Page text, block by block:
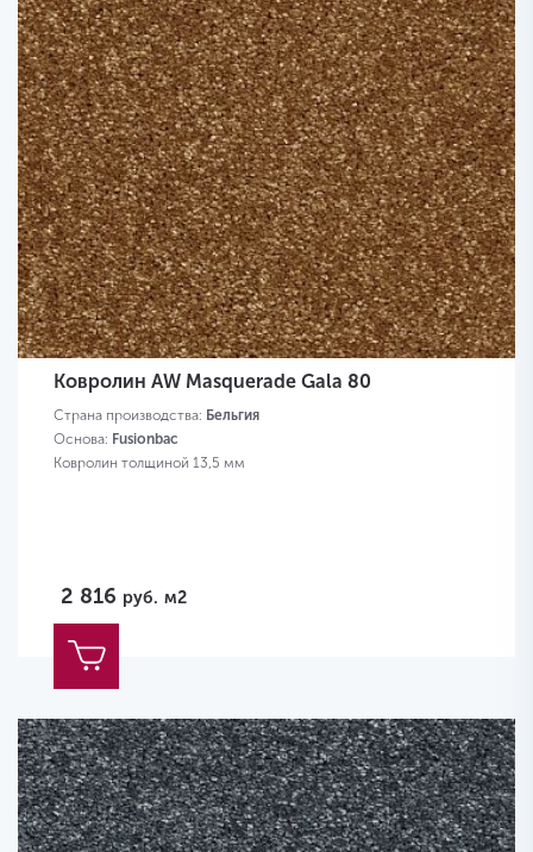
Ковролин AW Masquerade Gala 80
Страна производства: Бельгия
Основа: Fusionbac
Ковролин толщиной 13,5 мм
2 816 руб. м2